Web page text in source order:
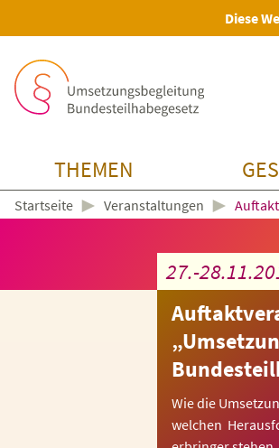
Diese
THEMEN
Startseite ► Veranstaltungen ►
27.-
Wie die
welchen